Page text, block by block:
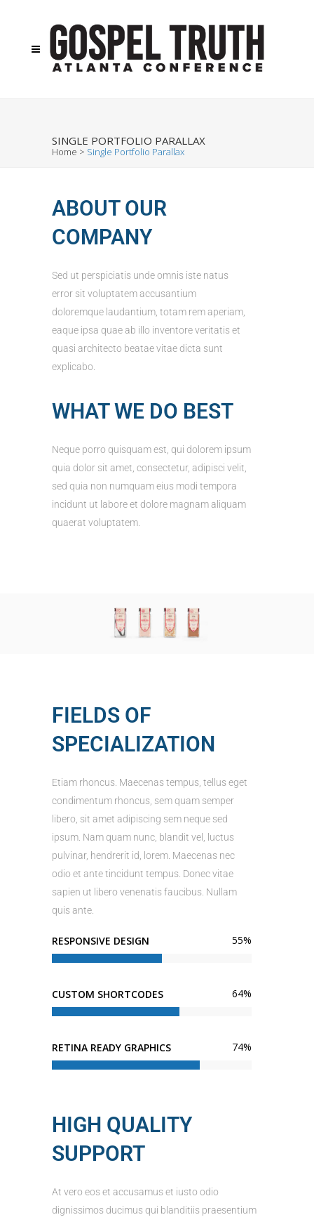
SINGLE PORTFOLIO PARALLAX
Home > Single Portfolio Parallax
ABOUT OUR
COMPANY
Sed ut perspiciatis unde omnis iste natus
error sit voluptatem accusantium
doloremque laudantium, totam rem aperiam,
eaque ipsa quae ab illo inventore veritatis et
quasi architecto beatae vitae dicta sunt
explicabo.
WHAT WE DO BEST
Neque porro quisquam est, qui dolorem ipsum
quia dolor sit amet, consectetur, adipisci velit,
sed quia non numquam eius modi tempora
incidunt ut labore et dolore magnam aliquam
quaerat voluptatem.
FIELDS OF
SPECIALIZATION
Etiam rhoncus. Maecenas tempus, tellus eget
condimentum rhoncus, sem quam semper
libero, sit amet adipiscing sem neque sed
ipsum. Nam quam nunc, blandit vel, luctus
pulvinar, hendrerit id, lorem. Maecenas nec
odio et ante tincidunt tempus. Donec vitae
sapien ut libero venenatis faucibus. Nullam
quis ante.
RESPONSIVE DESIGN 55%
CUSTOM SHORTCODES 64%
RETINA READY GRAPHICS 74%
HIGH QUALITY
SUPPORT
At vero eos et accusamus et iusto odio
dignissimos ducimus qui blanditiis praesentium